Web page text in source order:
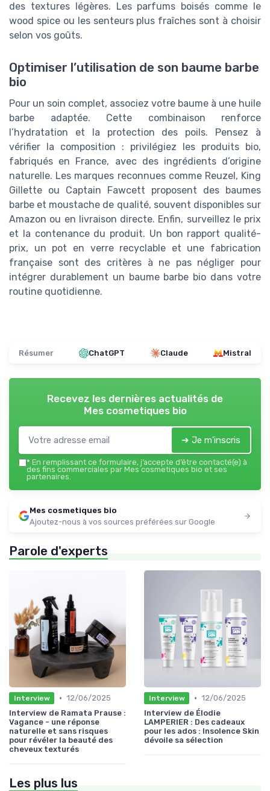
des textures légères. Les parfums boisés comme le
wood spice ou les senteurs plus fraîches sont à choisir
selon vos goûts.
Optimiser l’utilisation de son baume barbe
bio
Pour un soin complet, associez votre baume à une huile
barbe adaptée. Cette combinaison renforce
l’hydratation et la protection des poils. Pensez à
vérifier la composition : privilégiez les produits bio,
fabriqués en France, avec des ingrédients d’origine
naturelle. Les marques reconnues comme Reuzel, King
Gillette ou Captain Fawcett proposent des baumes
barbe et moustache de qualité, souvent disponibles sur
Amazon ou en livraison directe. Enfin, surveillez le prix
et la contenance du produit. Un bon rapport qualité-
prix, un pot en verre recyclable et une fabrication
française sont des critères à ne pas négliger pour
intégrer durablement un baume barbe bio dans votre
routine quotidienne.
Résumer ChatGPT Claude Mistral
Recevez les dernières actualités de
Mes cosmetiques bio
➔ Je m'inscris
* En remplissant ce formulaire, j’accepte d’être contacté(e) à
des fins commerciales par Mes cosmetiques bio et ses
partenaires.
Mes cosmetiques bio
Ajoutez-nous à vos sources préférées sur Google
Parole d'experts
Interview • 12/06/2025
Interview de Ramata Prause :
Vagance - une réponse
naturelle et sans risques
pour révéler la beauté des
cheveux texturés
Interview • 12/06/2025
Interview de Élodie
LAMPERIER : Des cadeaux
pour les ados : Insolence Skin
dévoile sa sélection
Les plus lus